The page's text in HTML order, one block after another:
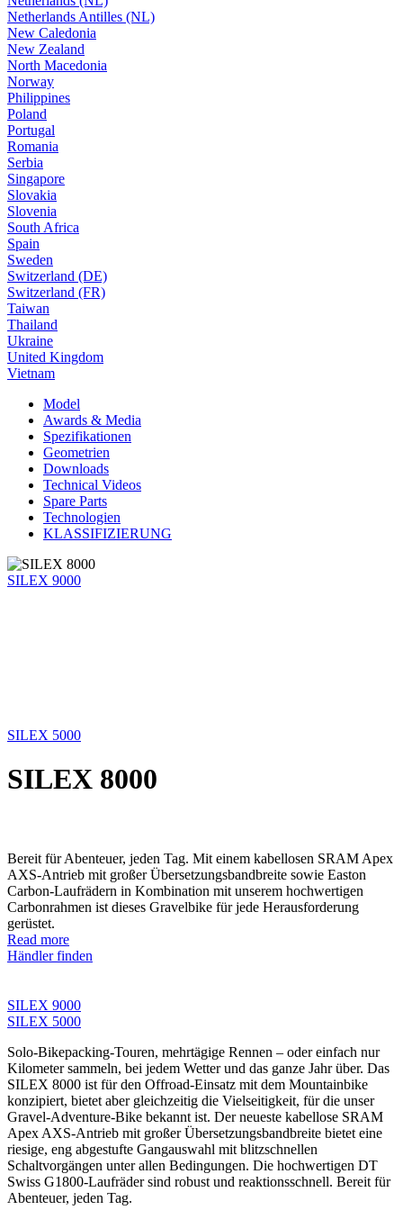
Netherlands Antilles (NL)
New Caledonia
New Zealand
North Macedonia
Norway
Philippines
Poland
Portugal
Romania
Serbia
Singapore
Slovakia
Slovenia
South Africa
Spain
Sweden
Switzerland (DE)
Switzerland (FR)
Taiwan
Thailand
Ukraine
United Kingdom
Vietnam
Model
Awards & Media
Spezifikationen
Geometrien
Downloads
Technical Videos
Spare Parts
Technologien
KLASSIFIZIERUNG
SILEX 9000
SILEX 5000
SILEX 8000
Bereit für Abenteuer, jeden Tag. Mit einem kabellosen SRAM Apex
AXS-Antrieb mit großer Übersetzungsbandbreite sowie Easton
Carbon-Laufrädern in Kombination mit unserem hochwertigen
Carbonrahmen ist dieses Gravelbike für jede Herausforderung
gerüstet.
Read more
Händler finden
SILEX 9000
SILEX 5000
Solo-Bikepacking-Touren, mehrtägige Rennen – oder einfach nur
Kilometer sammeln, bei jedem Wetter und das ganze Jahr über. Das
SILEX 8000 ist für den Offroad-Einsatz mit dem Mountainbike
konzipiert, bietet aber gleichzeitig die Vielseitigkeit, für die unser
Gravel-Adventure-Bike bekannt ist. Der neueste kabellose SRAM
Apex AXS-Antrieb mit großer Übersetzungsbandbreite bietet eine
riesige, eng abgestufte Gangauswahl mit blitzschnellen
Schaltvorgängen unter allen Bedingungen. Die hochwertigen DT
Swiss G1800-Laufräder sind robust und reaktionsschnell. Bereit für
Abenteuer, jeden Tag.